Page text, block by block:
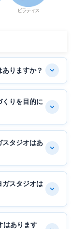
ピラティス
りますか？
りを目的に
スタジオはあ
ガスタジオは
はあります